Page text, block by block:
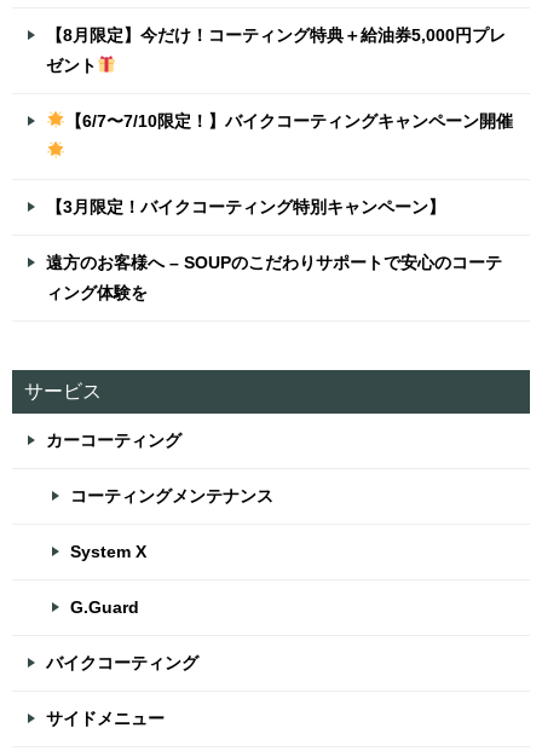
【8月限定】今だけ！コーティング特典＋給油券5,000円プレ
ゼント
【6/7〜7/10限定！】バイクコーティングキャンペーン開催
【3月限定！バイクコーティング特別キャンペーン】
遠方のお客様へ – SOUPのこだわりサポートで安心のコーテ
ィング体験を
サービス
カーコーティング
コーティングメンテナンス
System X
G.Guard
バイクコーティング
サイドメニュー